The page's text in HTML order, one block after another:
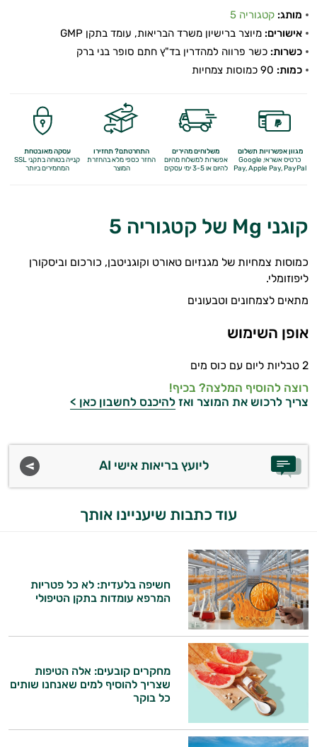
מותג: קטגוריה 5
אישורים: מיוצר ברישיון משרד הבריאות, עומד בתקן GMP
כשרות: כשר פרווה למהדרין בד"ץ חתם סופר בני ברק
כמות:
מגוון אפשרויות תשלום
כרטיס אשראי, Google
Pay,Apple Pay, PayPal
משלוחים מהירים
אפשרות למשלוח מהיום
להיום או 3-5 ימי עסקים
התחרטתם? תחזירו
החזר כספי מלאבהחזרת
המוצר
עסקה מאובטחת
קנייה בטוחה בתקני SSL
המחמירים ביותר
קוגני Mg של קטגוריה 5
כמוסות צמחיות של מגנזיום טאורט וקוגניטבן, כורכום וביסקורן
ליפוזומלי.
מתאים לצמחונים וטבעונים
אופן השימוש
2 טבליות ליום עם כוס מים
רוצה להוסיף המלצה? בכיף!
צריך לרכוש את המוצר ואז להיכנס לחשבון כאן >
ליועץ בריאות אישי AI
עוד כתבות שיעניינו אותך
חשיפה בלעדית: לא כל פטריות
המרפא עומדות בתקן הטיפולי
מחקרים קובעים: אלה הטיפות
שצריך להוסיף למים שאנחנו שותים
כל בוקר